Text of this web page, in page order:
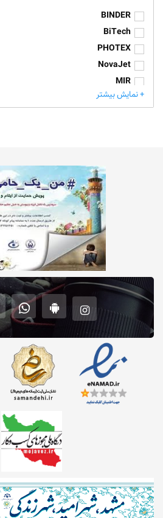
BINDER
BiTech
PHOTEX
NovaJet
MIR
Wox
Golden
EPSON
Lecai
RS
Hiti
Kodak
HP
Lucky
PARADISE
3MP
Pixel
+ نمایش بیشتر